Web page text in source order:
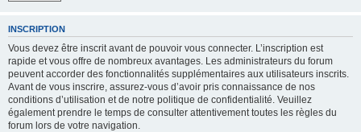
INSCRIPTION
Vous devez être inscrit avant de pouvoir vous connecter. L’inscription est
rapide et vous offre de nombreux avantages. Les administrateurs du forum
peuvent accorder des fonctionnalités supplémentaires aux utilisateurs inscrits.
Avant de vous inscrire, assurez-vous d’avoir pris connaissance de nos
conditions d’utilisation et de notre politique de confidentialité. Veuillez
également prendre le temps de consulter attentivement toutes les règles du
forum lors de votre navigation.